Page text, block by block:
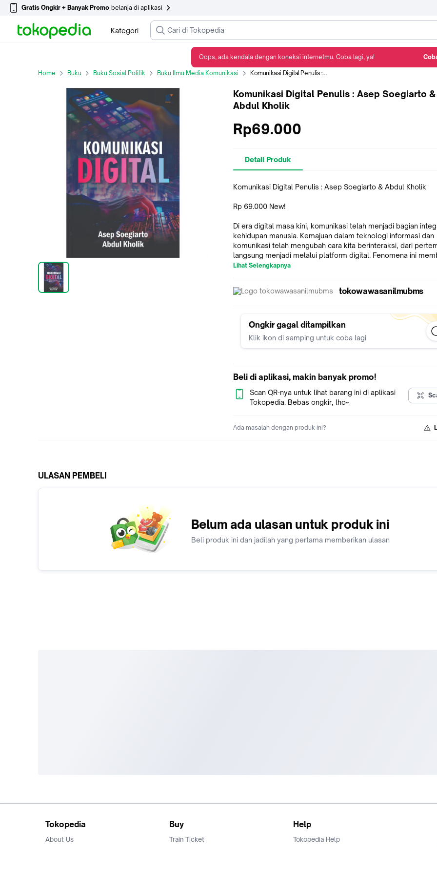
Gratis Ongkir + Banyak Promo belanja di aplikasi
Kategori
Home Buku Buku Sosial Politik Buku Ilmu Media Komunikasi Komunikasi Digital Penulis : Asep Soegiarto & Abdul Kholik
Komunikasi Digital Penulis : Asep Soegiarto &
Abdul Kholik
Rp69.000
Detail Produk
Komunikasi Digital Penulis : Asep Soegiarto & Abdul Kholik
Rp 69.000 New!
Di era digital masa kini, komunikasi telah menjadi bagian
kehidupan manusia. Kemajuan dalam teknologi informasi dan
komunikasi telah mengubah cara kita berinteraksi, dari
langsung menjadi melalui platform digital. Fenomena ini
sejumlah peluang serta tantangan baru dalam proses
berbagai aspek, mulai dari definisi, konsep, teori, hingga
mendalam tentang fenomena dan ide yang terkait dengan
komunikasi digital, mencakup perkembangan teknologi
dan internet, serta dampaknya terhadap budaya, sosial, dan
ekonomi. Penulis membahas berbagai teori dan konsep yang
sosial, budaya, dan ekonomi.
Harapannya, buku ini dapat memacu pembaca untuk
mengembangkan pemikiran kritis dan reflektif mengenai
dampak komunikasi digital dalam kehidupan sehari-hari.
fenomena komunikasi digital, serta menerapkan gagasan-
Lihat Selengkapnya
tokowawasanilmubms
Ongkir gagal ditampilkan
Klik ikon di samping untuk coba lagi
Beli di aplikasi, makin banyak promo!
Scan QR-nya untuk lihat barang ini di aplikasi
Tokopedia. Bebas ongkir, lho~
Ada masalah dengan produk ini?
ULASAN PEMBELI
Belum ada ulasan untuk produk ini
Beli produk ini dan jadilah yang pertama memberikan ulasan
Tokopedia
About Us
Buy
Train Ticket
Help
Tokopedia Help
Oops, ada kendala dengan koneksi internetmu. Coba lagi, ya!